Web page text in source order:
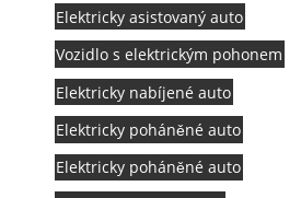
Elektricky asistovaný auto
Vozidlo s elektrickým pohonem
Elektricky nabíjené auto
Elektricky poháněné auto
Elektricky poháněné auto